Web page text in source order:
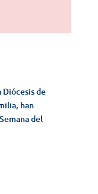
Diócesis de
han
del